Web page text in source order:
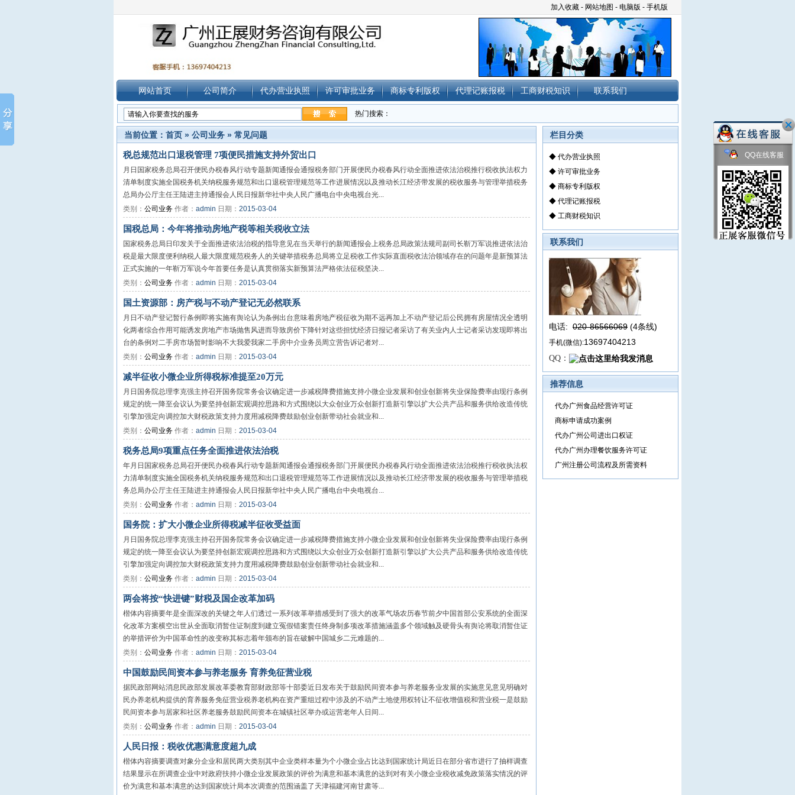
加入收藏 - 网站地图 - 电脑版 - 手机版
网站首页 公司简介 代办营业执照 许可审批业务 商标专利版权 代理记账报税 工商财税知识 联系我们
热门搜索：
当前位置： 首页 » 公司业务 » 常见问题
税总规范出口退税管理 7项便民措施支持外贸出口
月日国家税务总局召开便民办税春风行动专题新闻通报会通报税务部门开展便民办税春风行动全面推进依法治税推行税收执法权力
清单制度实施全国税务机关纳税服务规范和出口退税管理规范等工作进展情况以及推动长江经济带发展的税收服务与管理举措税务
总局办公厅主任王陆进主持通报会人民日报新华社中央人民广播电台中央电视台光...
类别： 公司业务 作者： admin 日期： 2015-03-04
国税总局：今年将推动房地产税等相关税收立法
国家税务总局日印发关于全面推进依法治税的指导意见在当天举行的新闻通报会上税务总局政策法规司副司长靳万军说推进依法治
税是最大限度便利纳税人最大限度规范税务人的关键举措税务总局将立足税收工作实际直面税收法治领域存在的问题年是新预算法
正式实施的一年靳万军说今年首要任务是认真贯彻落实新预算法严格依法征税坚决...
类别： 公司业务 作者： admin 日期： 2015-03-04
国土资源部：房产税与不动产登记无必然联系
月日不动产登记暂行条例即将实施有舆论认为条例出台意味着房地产税征收为期不远再加上不动产登记后公民拥有房屋情况全透明
化两者综合作用可能诱发房地产市场抛售风进而导致房价下降针对这些担忧经济日报记者采访了有关业内人士记者采访发现即将出
台的条例对二手房市场暂时影响不大我爱我家二手房中介业务员周立营告诉记者对...
类别： 公司业务 作者： admin 日期： 2015-03-04
减半征收小微企业所得税标准提至20万元
月日国务院总理李克强主持召开国务院常务会议确定进一步减税降费措施支持小微企业发展和创业创新将失业保险费率由现行条例
规定的统一降至会议认为要坚持创新宏观调控思路和方式围绕以大众创业万众创新打造新引擎以扩大公共产品和服务供给改造传统
引擎加强定向调控加大财税政策支持力度用减税降费鼓励创业创新带动社会就业和...
类别： 公司业务 作者： admin 日期： 2015-03-04
税务总局9项重点任务全面推进依法治税
年月日国家税务总局召开便民办税春风行动专题新闻通报会通报税务部门开展便民办税春风行动全面推进依法治税推行税收执法权
力清单制度实施全国税务机关纳税服务规范和出口退税管理规范等工作进展情况以及推动长江经济带发展的税收服务与管理举措税
务总局办公厅主任王陆进主持通报会人民日报新华社中央人民广播电台中央电视台...
类别： 公司业务 作者： admin 日期： 2015-03-04
国务院：扩大小微企业所得税减半征收受益面
月日国务院总理李克强主持召开国务院常务会议确定进一步减税降费措施支持小微企业发展和创业创新将失业保险费率由现行条例
规定的统一降至会议认为要坚持创新宏观调控思路和方式围绕以大众创业万众创新打造新引擎以扩大公共产品和服务供给改造传统
引擎加强定向调控加大财税政策支持力度用减税降费鼓励创业创新带动社会就业和...
类别： 公司业务 作者： admin 日期： 2015-03-04
两会将按“快进键”财税及国企改革加码
楷体内容摘要年是全面深改的关键之年人们透过一系列改革举措感受到了强大的改革气场农历春节前夕中国首部公安系统的全面深
化改革方案横空出世从全面取消暂住证制度到建立冤假错案责任终身制多项改革措施涵盖多个领域触及硬骨头有舆论将取消暂住证
的举措评价为中国革命性的改变称其标志着年颁布的旨在破解中国城乡二元难题的...
类别： 公司业务 作者： admin 日期： 2015-03-04
中国鼓励民间资本参与养老服务 育养免征营业税
据民政部网站消息民政部发展改革委教育部财政部等十部委近日发布关于鼓励民间资本参与养老服务业发展的实施意见意见明确对
民办养老机构提供的育养服务免征营业税养老机构在资产重组过程中涉及的不动产土地使用权转让不征收增值税和营业税一是鼓励
民间资本参与居家和社区养老服务鼓励民间资本在城镇社区举办或运营老年人日间...
类别： 公司业务 作者： admin 日期： 2015-03-04
人民日报：税收优惠满意度超九成
楷体内容摘要调查对象分企业和居民两大类别其中企业类样本量为个小微企业占比达到国家统计局近日在部分省市进行了抽样调查
结果显示在所调查企业中对政府扶持小微企业发展政策的评价为满意和基本满意的达到对有关小微企业税收减免政策落实情况的评
价为满意和基本满意的达到国家统计局本次调查的范围涵盖了天津福建河南甘肃等...
栏目分类
◆ 代办营业执照
◆ 许可审批业务
◆ 商标专利版权
◆ 代理记账报税
◆ 工商财税知识
联系我们
电话: 020-86566069 (4条线)
手机(微信):13697404213
QQ：
推荐信息
代办广州食品经营许可证
商标申请成功案例
代办广州公司进出口权证
代办广州办理餐饮服务许可证
广州注册公司流程及所需资料
QQ在线客服